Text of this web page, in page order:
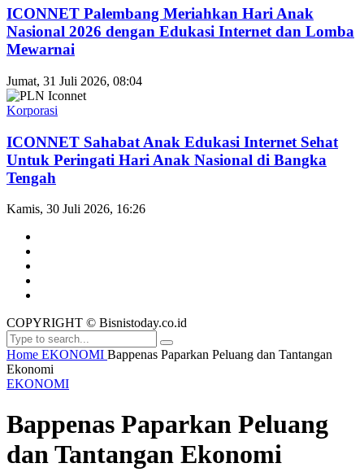
ICONNET Palembang Meriahkan Hari Anak
Nasional 2026 dengan Edukasi Internet dan Lomba
Mewarnai
Jumat, 31 Juli 2026, 08:04
Korporasi
ICONNET Sahabat Anak Edukasi Internet Sehat
Untuk Peringati Hari Anak Nasional di Bangka
Tengah
Kamis, 30 Juli 2026, 16:26
COPYRIGHT © Bisnistoday.co.id
Home EKONOMI Bappenas Paparkan Peluang dan Tantangan
Ekonomi
EKONOMI
Bappenas Paparkan Peluang
dan Tantangan Ekonomi